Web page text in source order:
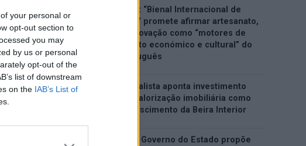
your personal or
opt-out section to
you may
by us or personal
opt-out of the
list of downstream
on the IAB’s List of
Castelo Branco: “Bienal Internacional de
Artes e Ofícios” promete afirmar artesanato,
património e inovação como “motores de
desenvolvimento económico e cultural” do
município português
Covilhã: Especialista aponta investimento
estrangeiro e valorização imobiliária como
motores do crescimento da Beira Interior
Rio de Janeiro: Governo do Estado propõe